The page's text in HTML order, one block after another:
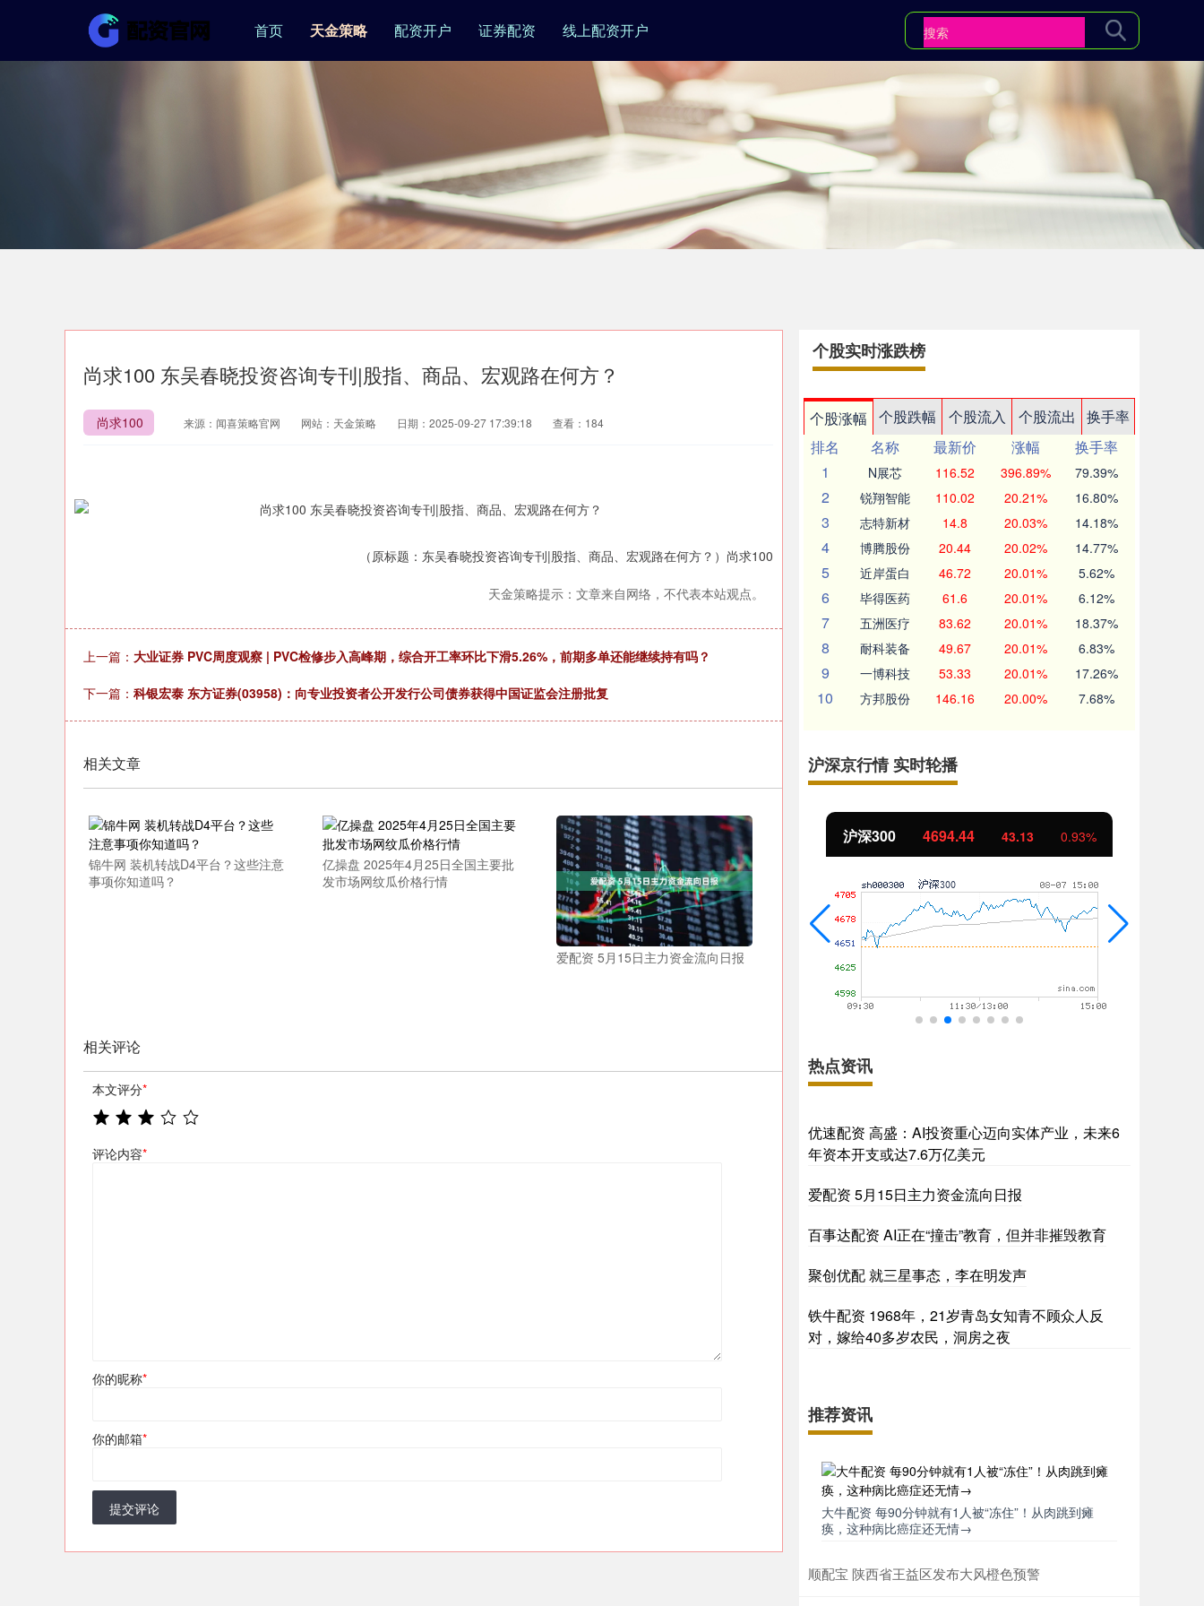
首页 天金策略 配资开户 证券配资 线上配资开户
尚求100 东吴春晓投资咨询专刊|股指、商品、宏观路在何方？
尚求100 来源：闻喜策略官网 网站：天金策略 日期：2025-09-27 17:39:18 查看：184
（原标题：东吴春晓投资咨询专刊|股指、商品、宏观路在何方？）尚求100
天金策略提示：文章来自网络，不代表本站观点。
上一篇： 大业证券 PVC周度观察 | PVC检修步入高峰期，综合开工率环比下滑5.26%，前期多单还能继续持有吗？
下一篇： 科银宏泰 东方证券(03958)：向专业投资者公开发行公司债券获得中国证监会注册批复
相关文章
锦牛网 装机转战D4平台？这些注意
事项你知道吗？
亿操盘 2025年4月25日全国主要批
发市场网纹瓜价格行情
爱配资 5月15日主力资金流向日报
相关评论
本文评分*
评论内容*
你的昵称*
你的邮箱*
提交评论
个股实时涨跌榜
个股涨幅 个股跌幅 个股流入 个股流出
换手率
排名
名称 最新价 涨幅
换手率
1
N展芯 116.52 396.89% 79.39%
2 锐翔智能 110.02 20.21% 16.80%
3 志特新材 14.8 20.03% 14.18%
4 博腾股份 20.44 20.02% 14.77%
5 近岸蛋白 46.72 20.01% 5.62%
6 毕得医药 61.6 20.01% 6.12%
7 五洲医疗 83.62 20.01% 18.37%
8 耐科装备 49.67 20.01% 6.83%
9 一博科技 53.33 20.01% 17.26%
10 方邦股份 146.16 20.00% 7.68%
沪深京行情 实时轮播
上证指数 3940.04 39.68 1.02% 深证成指 14311.01 200.89 1.42% 沪深300 4694.44 43.13 0.93%
热点资讯
优速配资 高盛：AI投资重心迈向实体产业，未来6
年资本开支或达7.6万亿美元
爱配资 5月15日主力资金流向日报
百事达配资 AI正在“撞击”教育，但并非摧毁教育
聚创优配 就三星事态，李在明发声
铁牛配资 1968年，21岁青岛女知青不顾众人反
对，嫁给40多岁农民，洞房之夜
推荐资讯
大牛配资 每90分钟就有1人被“冻住”！从肉跳到瘫
痪，这种病比癌症还无情→
顺配宝 陕西省王益区发布大风橙色预警